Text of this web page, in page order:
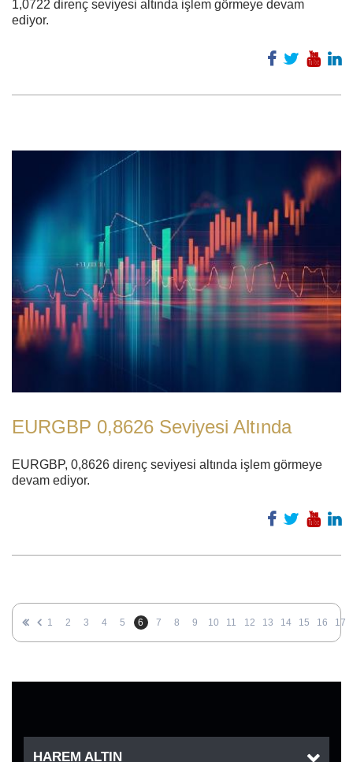
1,0722 direnç seviyesi altında işlem görmeye devam
ediyor.
EURGBP 0,8626 Seviyesi Altında
EURGBP, 0,8626 direnç seviyesi altında işlem görmeye
devam ediyor.
1 2 3 4 5 6 7 8 9 10 11 12 13 14 15 16 17
HAREM ALTIN